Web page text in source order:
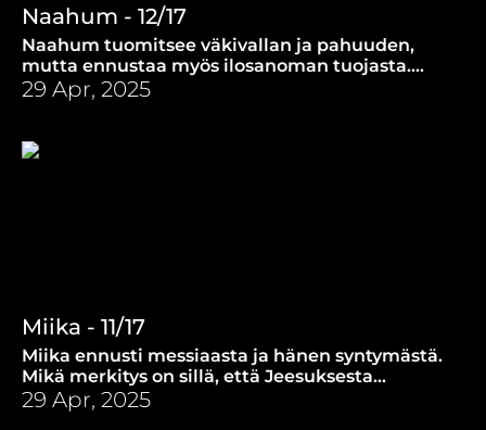
Naahum - 12/17
Naahum tuomitsee väkivallan ja pahuuden,
mutta ennustaa myös ilosanoman tuojasta.
Miksi on tärkeää, että Jumala vihaa vääryyttä?
29 Apr, 2025
Miika - 11/17
Miika ennusti messiaasta ja hänen syntymästä.
Mikä merkitys on sillä, että Jeesuksesta
ennustettiin tarkasti kauan ennen Hänen
syntymää?
29 Apr, 2025